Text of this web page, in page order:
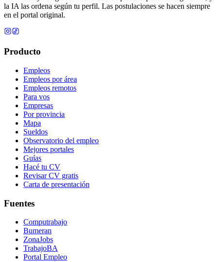
la IA las ordena según tu perfil. Las postulaciones se hacen siempre
en el portal original.
Producto
Empleos
Empleos por área
Empleos remotos
Para vos
Empresas
Por provincia
Mapa
Sueldos
Observatorio del empleo
Mejores portales
Guías
Hacé tu CV
Revisar CV gratis
Carta de presentación
Fuentes
Computrabajo
Bumeran
ZonaJobs
TrabajoBA
Portal Empleo